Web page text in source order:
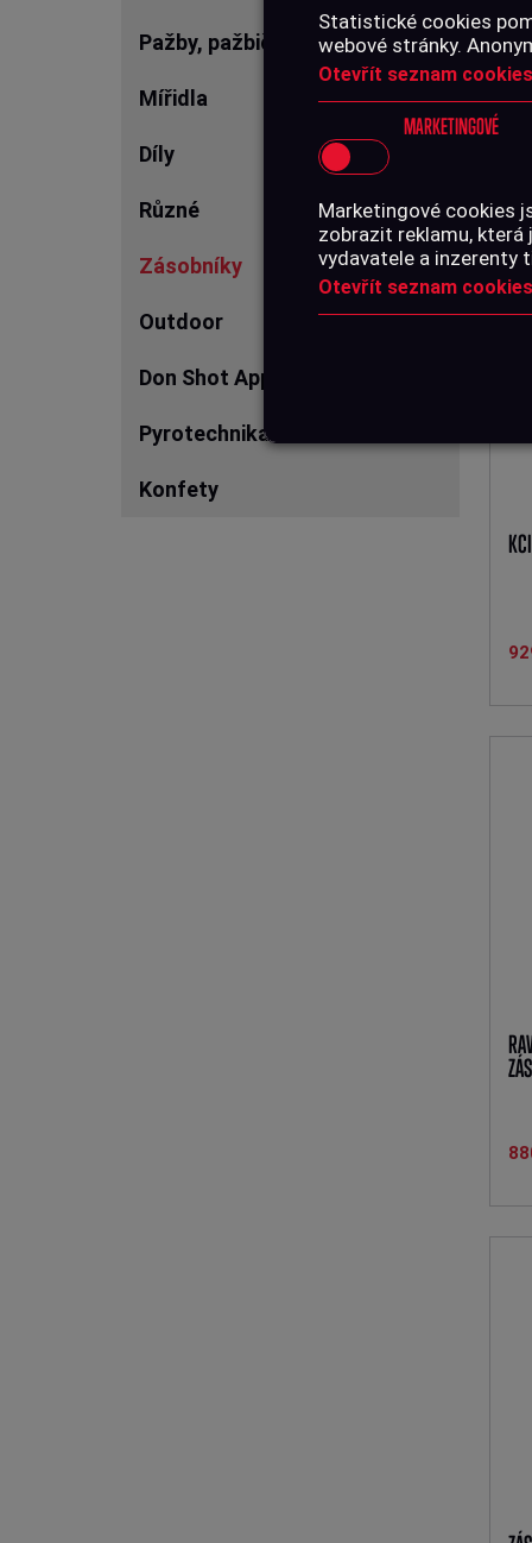
Statistické cookies
webové stránky.
Otevřít seznam
MARKETINGOVÉ
Marketingové cookies
zobrazit reklamu,
vydavatele a inzerenty
Otevřít seznam
Pažby, pažbičky, předpažbí
Mířidla
Díly
Různé
Zásobníky
Outdoor
Don Shot Apparel
Pyrotechnika
Konfety